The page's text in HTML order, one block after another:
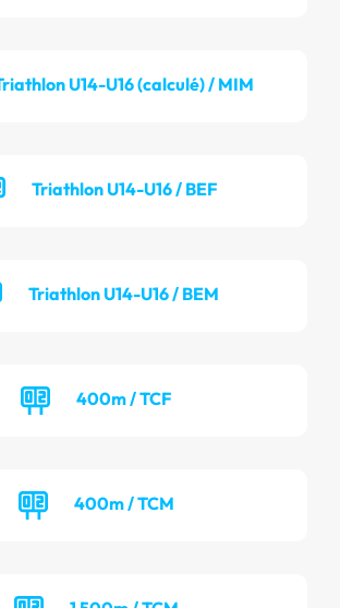
U14-U16 (calculé) / MIM
Triathlon U14-U16 / BEF
Triathlon U14-U16 / BEM
400m / TCF
400m / TCM